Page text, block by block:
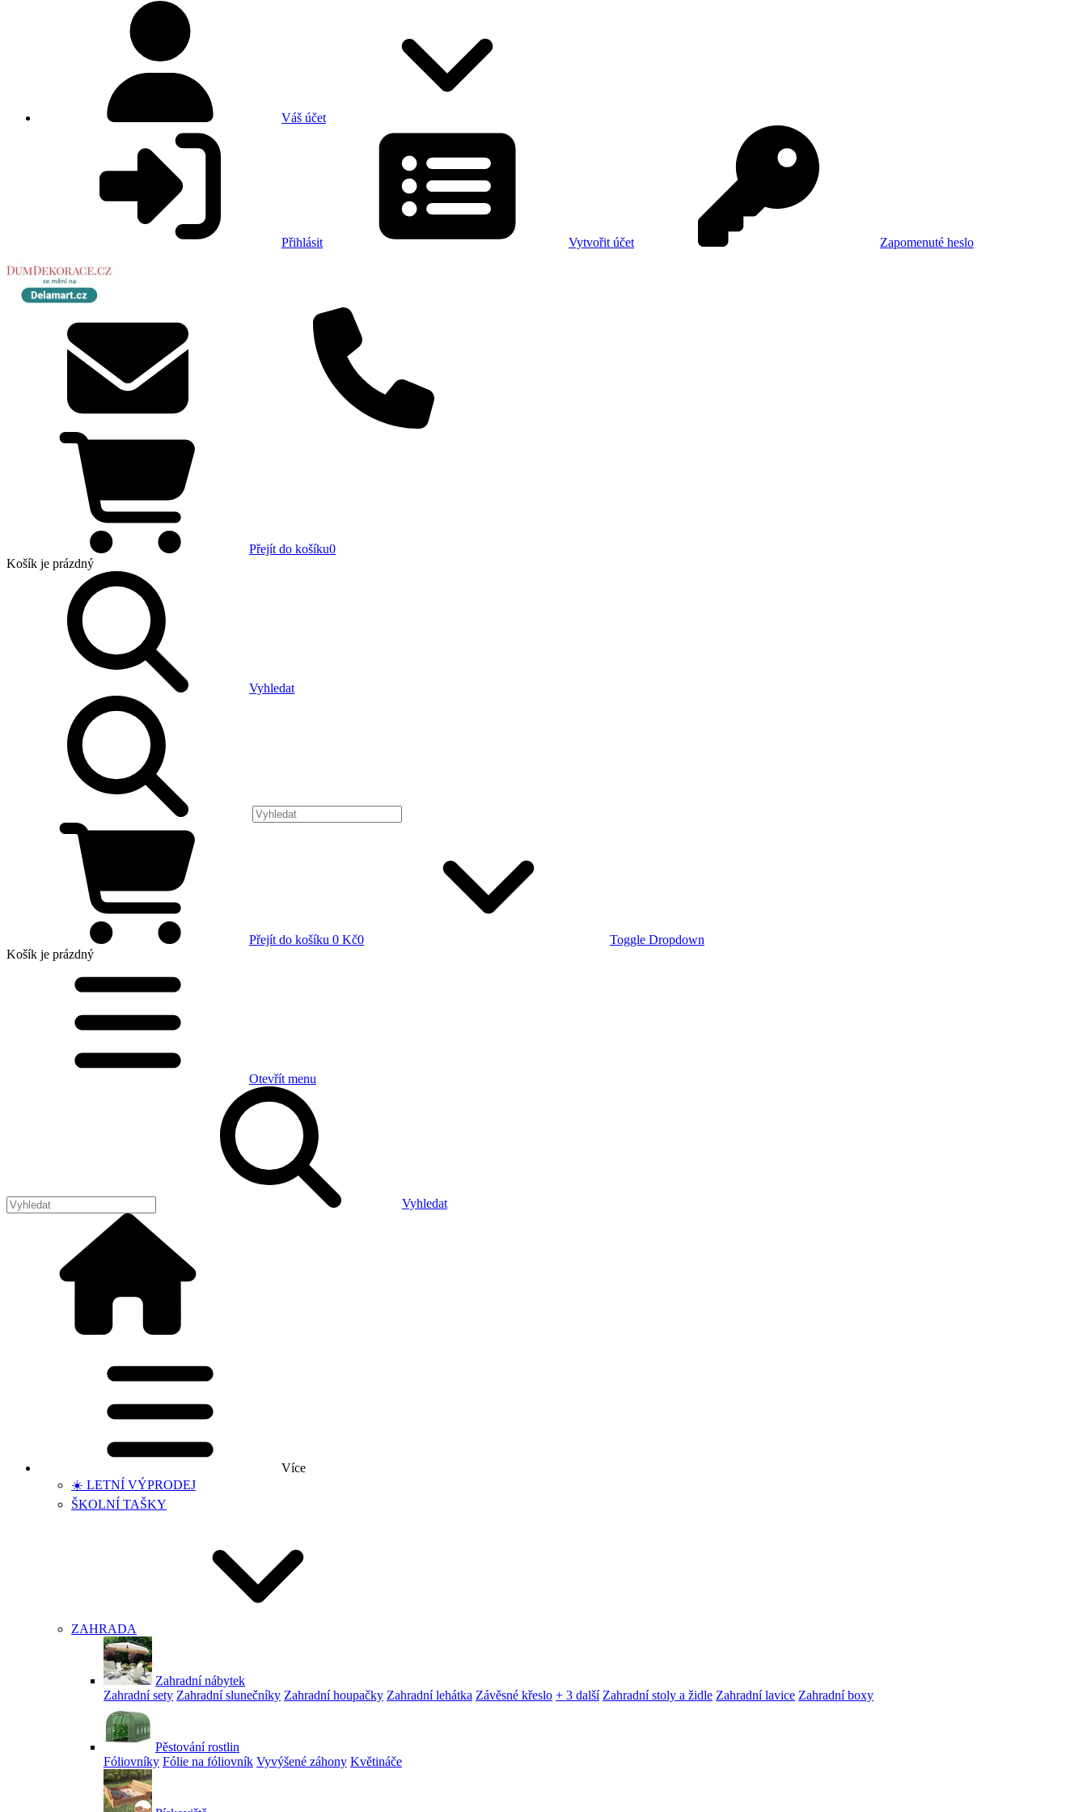
Váš účet
Přihlásit Vytvořit účet Zapomenuté heslo
Přejít do košíku0
Košík je prázdný
Vyhledat
Přejít do košíku 0 Kč0
Toggle Dropdown
Košík je prázdný
Otevřít menu
Vyhledat
Více
☀️ LETNÍ VÝPRODEJ
ŠKOLNÍ TAŠKY
ZAHRADA
Zahradní nábytek
Zahradní sety Zahradní slunečníky Zahradní houpačky Zahradní lehátka Závěsné křeslo + 3 další Zahradní stoly a židle Zahradní lavice Zahradní boxy
Pěstování rostlin
Fóliovníky Fólie na fóliovník Vyvýšené záhony Květináče